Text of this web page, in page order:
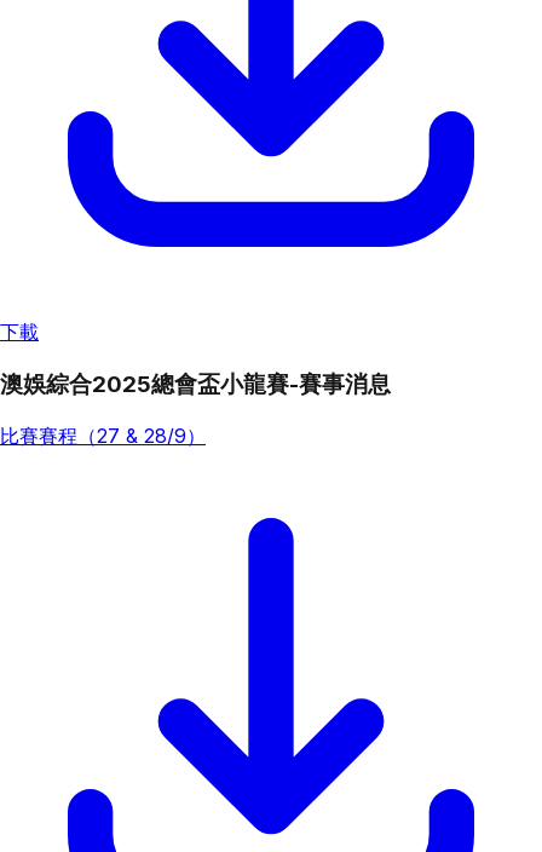
下載
澳娛綜合2025總會盃小龍賽-賽事消息
比賽賽程（27 & 28/9）